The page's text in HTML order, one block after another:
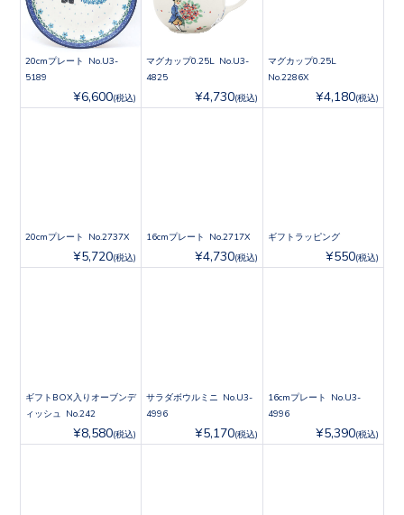
20cmプレート No.U3-
5189
¥6,600(税込)
マグカップ0.25L No.U3-
4825
¥4,730(税込)
マグカップ0.25L
No.2286X
¥4,180(税込)
20cmプレート No.2737X
¥5,720(税込)
16cmプレート No.2717X
¥4,730(税込)
ギフトラッピング
¥550(税込)
ギフトBOX入りオーブンデ
ィッシュ No.242
¥8,580(税込)
サラダボウルミニ No.U3-
4996
¥5,170(税込)
16cmプレート No.U3-
4996
¥5,390(税込)